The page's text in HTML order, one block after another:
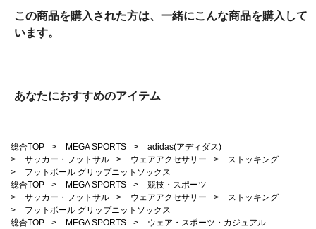
この商品を購入された方は、一緒にこんな商品を購入して
います。
あなたにおすすめのアイテム
総合TOP > MEGA SPORTS >
adidas(アディダス)
>
サッカー・フットサル > ウェアアクセサリー >
ストッキング
>
フットボール グリップニットソックス
総合TOP
> MEGA SPORTS >
競技・スポーツ
>
サッカー・フットサル > ウェアアクセサリー >
ストッキング
>
フットボール グリップニットソックス
総合TOP
> MEGA SPORTS >
ウェア・スポーツ・カジュアル